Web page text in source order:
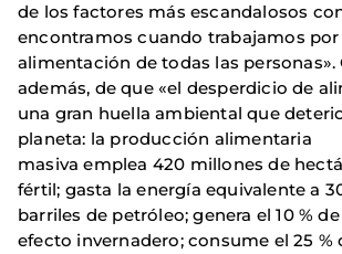
de los factores más escandalosos
encontramos cuando trabajamos por
alimentación de todas las personas».
además, de que «el desperdicio de
una gran huella ambiental que
planeta: la producción alimentaria
masiva emplea 420 millones de
fértil; gasta la energía equivalente a
barriles de petróleo; genera el 10 %
efecto invernadero; consume el 25 %